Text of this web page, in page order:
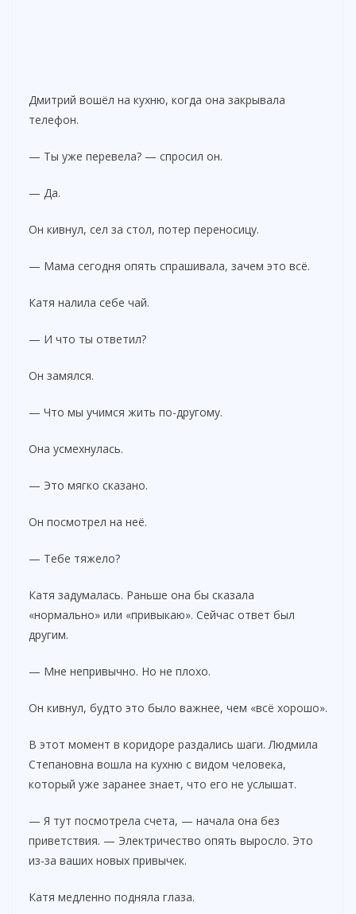
Дмитрий вошёл на кухню, когда она закрывала
телефон.
— Ты уже перевела? — спросил он.
— Да.
Он кивнул, сел за стол, потер переносицу.
— Мама сегодня опять спрашивала, зачем это всё.
Катя налила себе чай.
— И что ты ответил?
Он замялся.
— Что мы учимся жить по-другому.
Она усмехнулась.
— Это мягко сказано.
Он посмотрел на неё.
— Тебе тяжело?
Катя задумалась. Раньше она бы сказала
«нормально» или «привыкаю». Сейчас ответ был
другим.
— Мне непривычно. Но не плохо.
Он кивнул, будто это было важнее, чем «всё хорошо».
В этот момент в коридоре раздались шаги. Людмила
Степановна вошла на кухню с видом человека,
который уже заранее знает, что его не услышат.
— Я тут посмотрела счета, — начала она без
приветствия. — Электричество опять выросло. Это
из-за ваших новых привычек.
Катя медленно подняла глаза.